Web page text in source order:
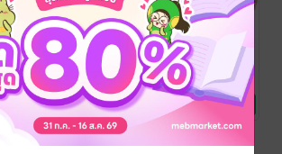
เพลงรดา/ เพลงรดา
นักเขียน
นิยายโรมานซ์
No Rating
ก็คนมันขาดเธอ
ไม่ได้
เพลงรดา/ เพลงรดา
นักเขียน
นิยายโรมานซ์
1 Rating
ภรรยาที่เธอไม่
ต้องการ
เพลงรดา / เพลงรดา
นักเขียน
นิยายรัก
3 Rating